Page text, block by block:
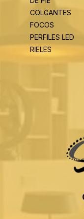
COLGANTES
FOCOS
PERFILES LED
RIELES